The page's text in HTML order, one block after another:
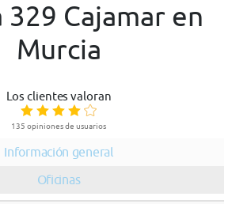
329 Cajamar en
Murcia
Los clientes valoran
135 opiniones de usuarios
Información general
Oficinas